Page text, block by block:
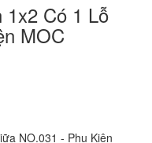
1x2 Có 1 Lỗ
MOC
NO.031 - Phụ Kiện